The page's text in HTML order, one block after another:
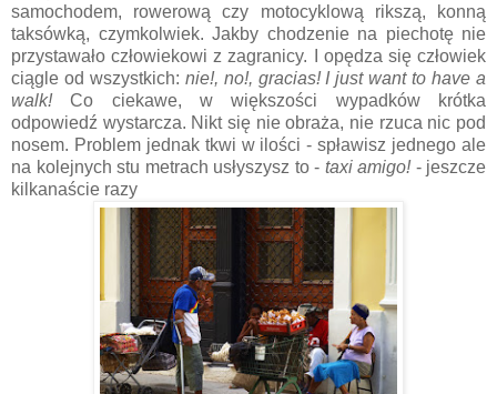
samochodem, rowerową czy motocyklową rikszą, konną
taksówką, czymkolwiek. Jakby chodzenie na piechotę nie
przystawało człowiekowi z zagranicy. I opędza się człowiek
ciągle od wszystkich: nie!, no!, gracias! I just want to have a
walk!Co ciekawe, w większości wypadków krótka
odpowiedź wystarcza. Nikt się nie obraża, nie rzuca nic pod
nosem. Problem jednak tkwi w ilości - spławisz jednego ale
na kolejnych stu metrach usłyszysz to - taxi amigo!- jeszcze
kilkanaście razy